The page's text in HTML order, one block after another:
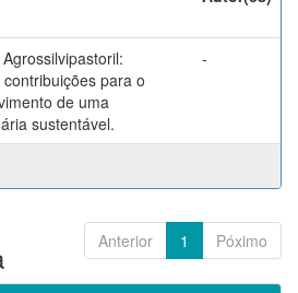
para o
de uma
sustentável.
-
Anterior 1 Póximo